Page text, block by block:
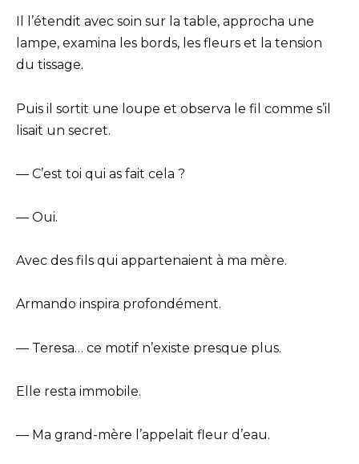
Il l’étendit avec soin sur la table, approcha une
lampe, examina les bords, les fleurs et la tension
du tissage.
Puis il sortit une loupe et observa le fil comme s’il
lisait un secret.
— C’est toi qui as fait cela ?
— Oui.
Avec des fils qui appartenaient à ma mère.
Armando inspira profondément.
— Teresa… ce motif n’existe presque plus.
Elle resta immobile.
— Ma grand-mère l’appelait fleur d’eau.